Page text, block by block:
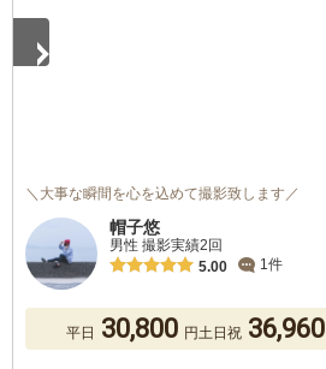
＼大事な瞬間を心を込めて撮影致します／
帽子悠
男性 撮影実績2回
5.00
1件
平日 30,800 円土日祝 36,960